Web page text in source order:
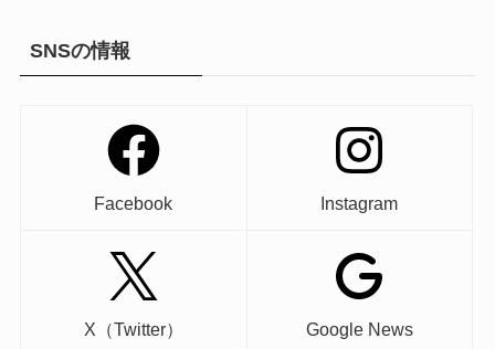
SNSの情報
Facebook Instagram
X（Twitter） Google News